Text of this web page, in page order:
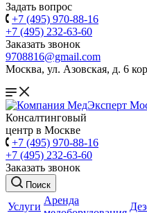
Задать вопрос
+7 (495) 970-88-16
+7 (495) 232-63-60
Заказать звонок
9708816@gmail.com
Москва, ул. Азовская, д. 6
Консалтинговый
центр в Москве
+7 (495) 970-88-16
+7 (495) 232-63-60
Заказать звонок
Поиск
Услуги
Аренда